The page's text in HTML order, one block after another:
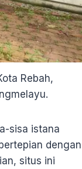
Rebah,
sisa istana
dengan
situs ini